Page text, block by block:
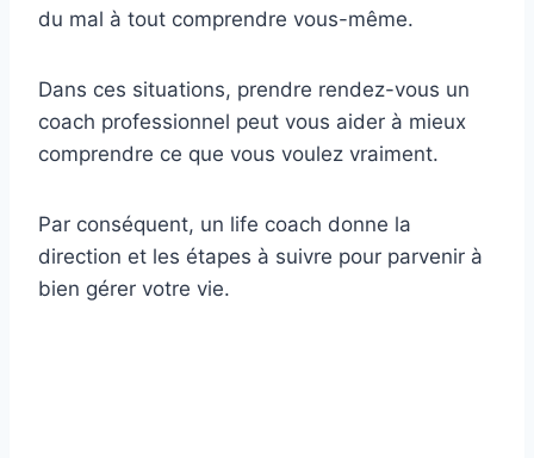
du mal à tout comprendre vous-même.
Dans ces situations, prendre rendez-vous un
coach professionnel peut vous aider à mieux
comprendre ce que vous voulez vraiment.
Par conséquent, un life coach donne la
direction et les étapes à suivre pour parvenir à
bien gérer votre vie.